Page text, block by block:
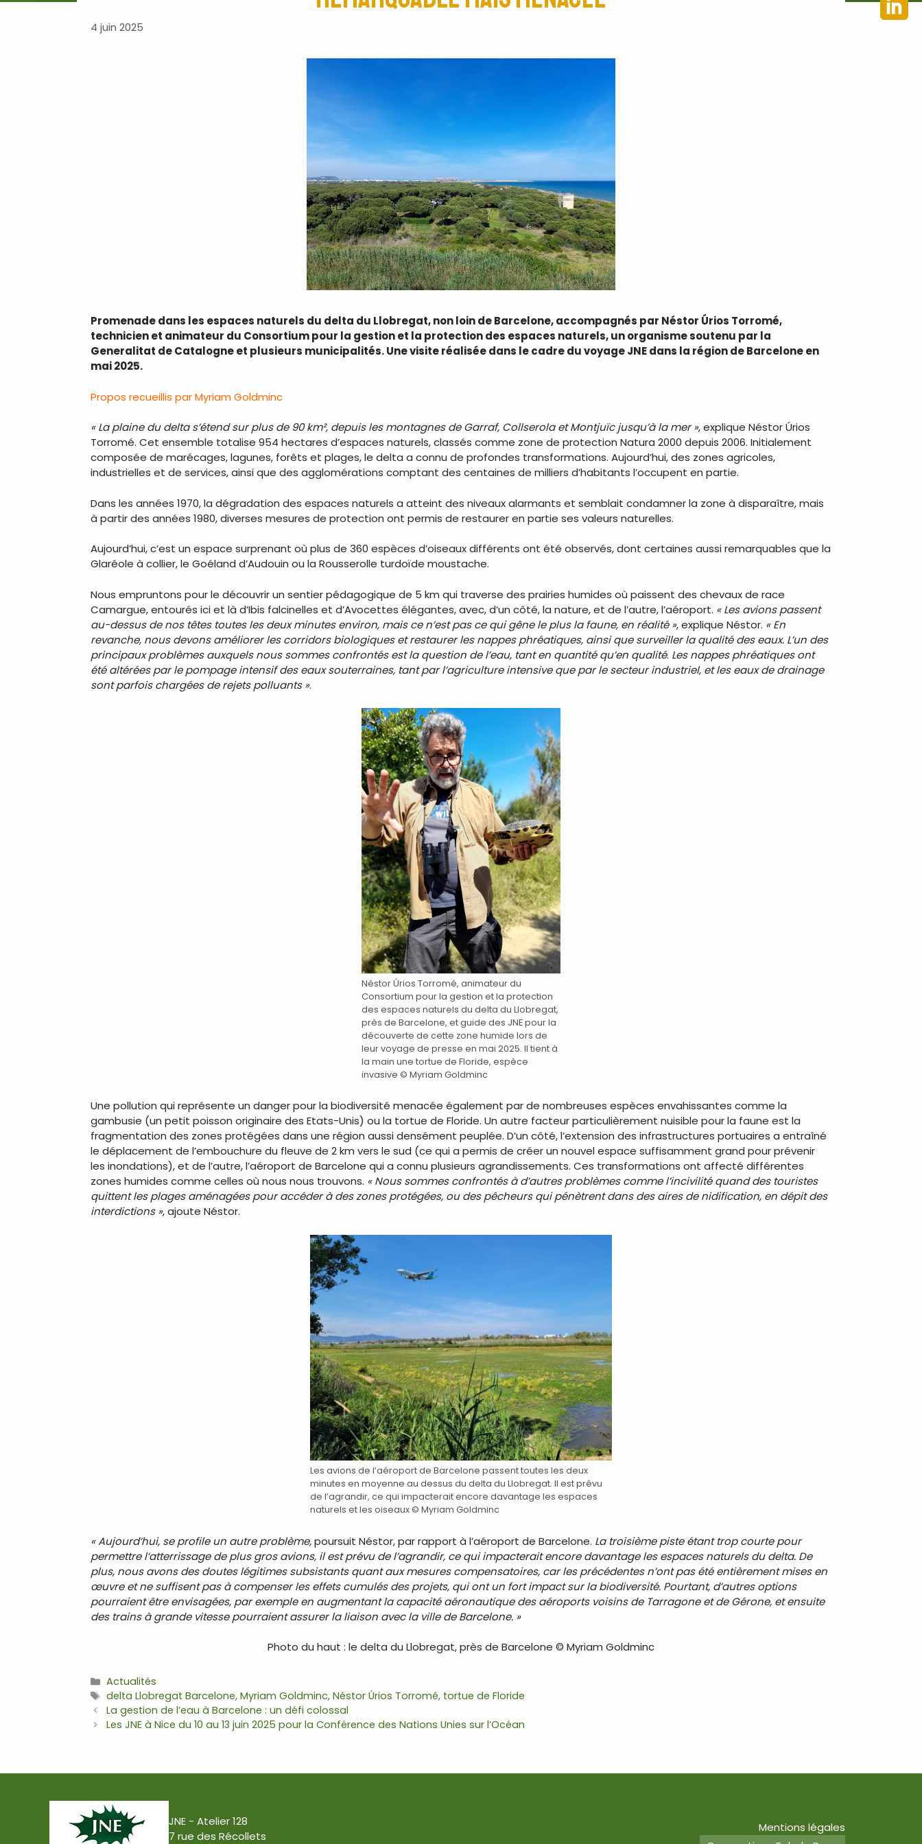
4 juin 2025
Promenade dans les espaces naturels du delta du Llobregat, non loin de Barcelone, accompagnés par Néstor Úrios Torromé,
technicien et animateur du Consortium pour la gestion et la protection des espaces naturels, un organisme soutenu par la
Generalitat de Catalogne et plusieurs municipalités. Une visite réalisée dans le cadre du voyage JNE dans la région de Barcelone en
mai 2025.
Propos recueillis par Myriam Goldminc
« La plaine du delta s’étend sur plus de 90 km², depuis les montagnes de Garraf, Collserola et Montjuïc jusqu’à la mer », explique Néstor Úrios
Torromé. Cet ensemble totalise 954 hectares d’espaces naturels, classés comme zone de protection Natura 2000 depuis 2006. Initialement
composée de marécages, lagunes, forêts et plages, le delta a connu de profondes transformations. Aujourd’hui, des zones agricoles,
industrielles et de services, ainsi que des agglomérations comptant des centaines de milliers d’habitants l’occupent en partie.
Dans les années 1970, la dégradation des espaces naturels a atteint des niveaux alarmants et semblait condamner la zone à disparaître, mais
à partir des années 1980, diverses mesures de protection ont permis de restaurer en partie ses valeurs naturelles.
Aujourd’hui, c’est un espace surprenant où plus de 360 espèces d’oiseaux différents ont été observés, dont certaines aussi remarquables que la
Glaréole à collier, le Goéland d’Audouin ou la Rousserolle turdoïde moustache.
Nous empruntons pour le découvrir un sentier pédagogique de 5 km qui traverse des prairies humides où paissent des chevaux de race
Camargue, entourés ici et là d’Ibis falcinelles et d’Avocettes élégantes, avec, d’un côté, la nature, et de l’autre, l’aéroport. « Les avions passent
au-dessus de nos têtes toutes les deux minutes environ, mais ce n’est pas ce qui gêne le plus la faune, en réalité », explique Néstor. « En
revanche, nous devons améliorer les corridors biologiques et restaurer les nappes phréatiques, ainsi que surveiller la qualité des eaux. L’un des
principaux problèmes auxquels nous sommes confrontés est la question de l’eau, tant en quantité qu’en qualité. Les nappes phréatiques ont
été altérées par le pompage intensif des eaux souterraines, tant par l’agriculture intensive que par le secteur industriel, et les eaux de drainage
sont parfois chargées de rejets polluants ».
Néstor Úrios Torromé, animateur du
Consortium pour la gestion et la protection
des espaces naturels du delta du LIobregat,
près de Barcelone, et guide des JNE pour la
découverte de cette zone humide lors de
leur voyage de presse en mai 2025. Il tient à
la main une tortue de Floride, espèce
invasive © Myriam Goldminc
Une pollution qui représente un danger pour la biodiversité menacée également par de nombreuses espèces envahissantes comme la
gambusie (un petit poisson originaire des Etats-Unis) ou la tortue de Floride. Un autre facteur particulièrement nuisible pour la faune est la
fragmentation des zones protégées dans une région aussi densément peuplée. D’un côté, l’extension des infrastructures portuaires a entraîné
le déplacement de l’embouchure du fleuve de 2 km vers le sud (ce qui a permis de créer un nouvel espace suffisamment grand pour prévenir
les inondations), et de l’autre, l’aéroport de Barcelone qui a connu plusieurs agrandissements. Ces transformations ont affecté différentes
zones humides comme celles où nous nous trouvons. « Nous sommes confrontés à d’autres problèmes comme l’incivilité quand des touristes
quittent les plages aménagées pour accéder à des zones protégées, ou des pêcheurs qui pénètrent dans des aires de nidification, en dépit des
interdictions », ajoute Néstor.
Les avions de l’aéroport de Barcelone passent toutes les deux
minutes en moyenne au dessus du delta du Llobregat. Il est prévu
de l’agrandir, ce qui impacterait encore davantage les espaces
naturels et les oiseaux © Myriam Goldminc
« Aujourd’hui, se profile un autre problème,poursuit Néstor, par rapport à l’aéroport de Barcelone. La troisième piste étant trop courte pour
permettre l’atterrissage de plus gros avions, il est prévu de l’agrandir, ce qui impacterait encore davantage les espaces naturels du delta. De
plus, nous avons des doutes légitimes subsistants quant aux mesures compensatoires, car les précédentes n’ont pas été entièrement mises en
œuvre et ne suffisent pas à compenser les effets cumulés des projets, qui ont un fort impact sur la biodiversité. Pourtant, d’autres options
pourraient être envisagées, par exemple en augmentant la capacité aéronautique des aéroports voisins de Tarragone et de Gérone, et ensuite
des trains à grande vitesse pourraient assurer la liaison avec la ville de Barcelone. »
Photo du haut : le delta du Llobregat, près de Barcelone © Myriam Goldminc
Catégories
Actualités
Étiquettes
delta Llobregat Barcelone,Myriam Goldminc,Néstor Úrios Torromé, tortue de Floride
Navigation
des
La gestion de l’eau à Barcelone : un défi colossal
Les JNE à Nice du 10 au 13 juin 2025 pour la Conférence des Nations Unies sur l’Océan
JNE - Atelier 128
7 rue des Récollets
Mentions légales